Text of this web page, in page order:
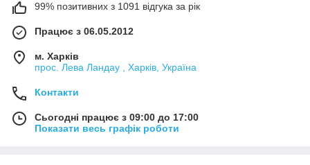
99% позитивних з 1091 відгука за рік
Працює з 06.05.2012
м. Харків
прос. Лева Ландау , Харків, Україна
Контакти
Сьогодні працює з 09:00 до 17:00
Показати весь графік роботи